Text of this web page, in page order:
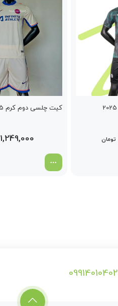
تومان
کیت چلسی دوم کرم 2025
1,249,000
09914010402